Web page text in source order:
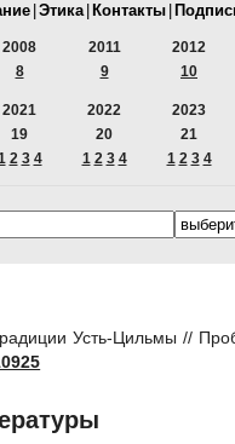
Этика Контакты
2008
8
2011
9
2012
10
2021
19
2 3 4
2022
20
1 2 3 4
2023
21
1 2 3 4
Усть-Цильмы //